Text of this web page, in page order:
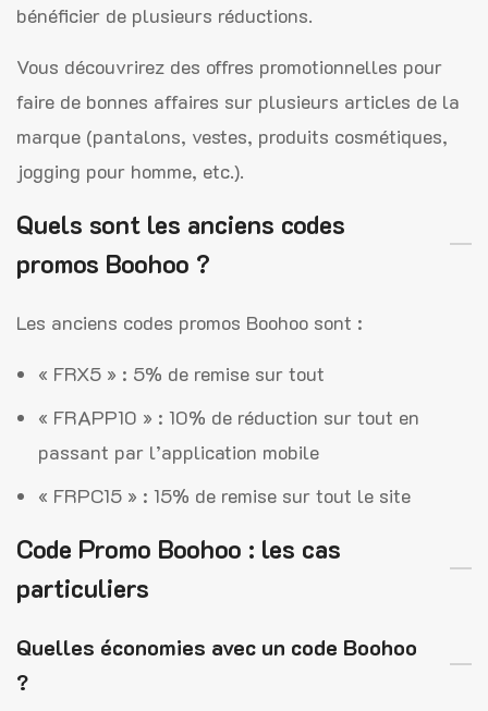
bénéficier de plusieurs réductions.
Vous découvrirez des offres promotionnelles pour
faire de bonnes affaires sur plusieurs articles de la
marque (pantalons, vestes, produits cosmétiques,
jogging pour homme, etc.).
Quels sont les anciens codes
promos Boohoo ?
Les anciens codes promos Boohoo sont :
« FRX5 » : 5% de remise sur tout
« FRAPP10 » : 10% de réduction sur tout en
passant par l’application mobile
« FRPC15 » : 15% de remise sur tout le site
Code Promo Boohoo : les cas
particuliers
Quelles économies avec un code Boohoo
?